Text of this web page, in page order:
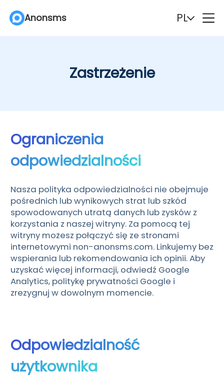
Anonsms PL
Português
Português (Brasil)
Français Nederlands
Polski
Svenska Norsk
Čeština Dansk
Suomi
Zastrzeżenie
Ograniczenia
odpowiedzialności
Nasza polityka odpowiedzialności nie obejmuje
pośrednich lub wynikowych strat lub szkód
spowodowanych utratą danych lub zysków z
korzystania z naszej witryny. Za pomocą tej
witryny możesz połączyć się ze stronami
internetowymi non-anonsms.com. Linkujemy bez
wspierania lub rekomendowania ich opinii. Aby
uzyskać więcej informacji, odwiedź Google
Analytics, politykę prywatności Google i
zrezygnuj w dowolnym momencie.
Odpowiedzialność
użytkownika